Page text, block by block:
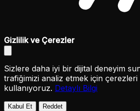
Gizlilik ve Çerezler
Sizlere daha iyi bir dijital deneyim
trafiğimizi analiz etmek için çerezleri
kullanıyoruz. Detaylı Bilgi
Kabul Et Reddet